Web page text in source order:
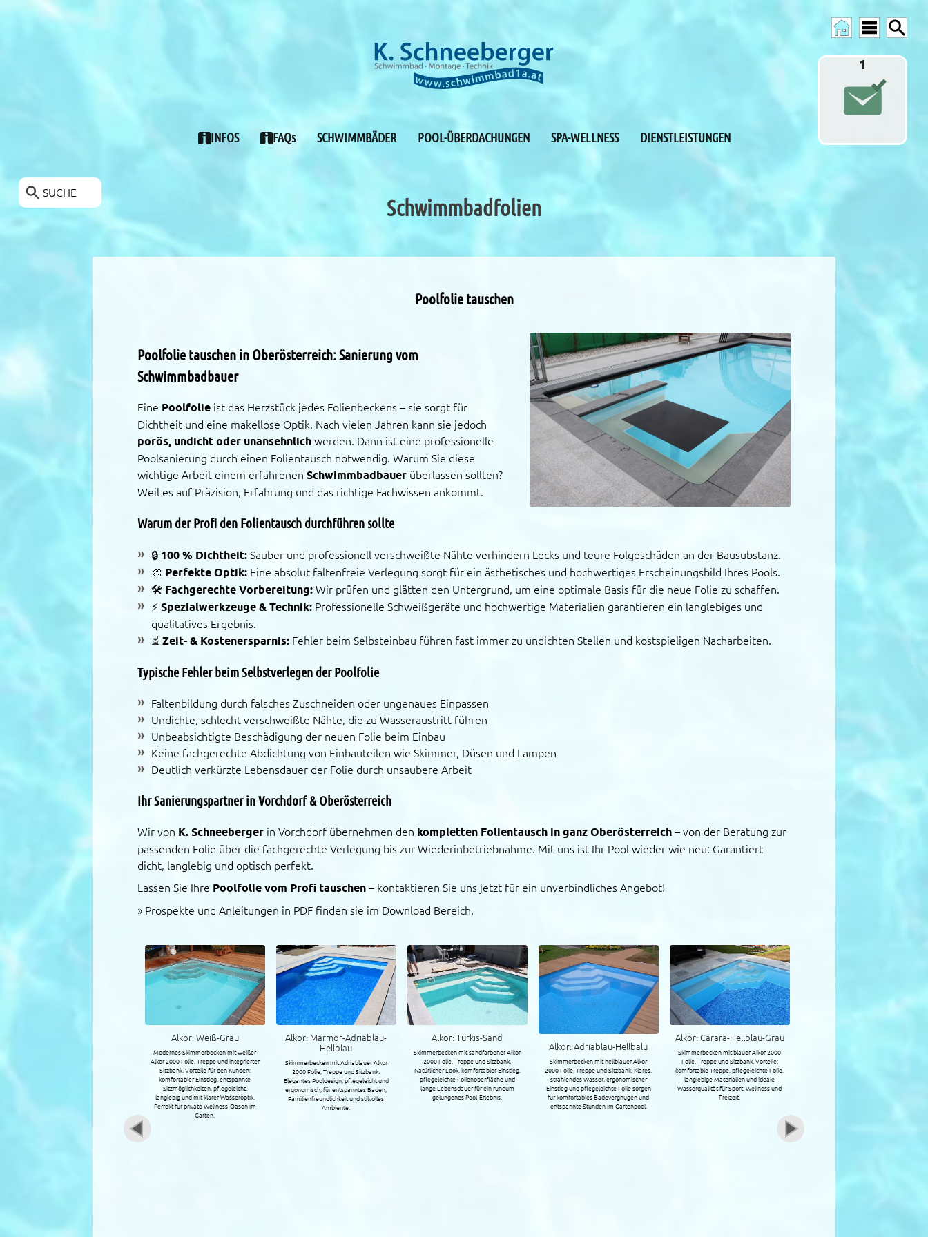
1
INFOS FAQs SCHWIMMBÄDER POOL-ÜBERDACHUNGEN SPA-WELLNESS DIENSTLEISTUNGEN
SUCHE
POOLS-ANGEBOTE
Schwimmbadfolien
Poolfolie tauschen
Poolfolie tauschen in Oberösterreich: Sanierung vom
Schwimmbadbauer
Eine Poolfolieist das Herzstück jedes Folienbeckens – sie sorgt für
Dichtheit und eine makellose Optik. Nach vielen Jahren kann sie jedoch
porös, undicht oder unansehnlichwerden. Dann ist eine professionelle
Poolsanierung durch einen Folientausch notwendig. Warum Sie diese
wichtige Arbeit einem erfahrenen Schwimmbadbauerüberlassen sollten?
Weil es auf Präzision, Erfahrung und das richtige Fachwissen ankommt.
Warum der Profi den Folientausch durchführen sollte
🔒 100 % Dichtheit:Sauber und professionell verschweißte Nähte verhindern Lecks und teure Folgeschäden an der Bausubstanz.
🎨 Perfekte Optik:Eine absolut faltenfreie Verlegung sorgt für ein ästhetisches und hochwertiges Erscheinungsbild Ihres Pools.
🛠️ Fachgerechte Vorbereitung:Wir prüfen und glätten den Untergrund, um eine optimale Basis für die neue Folie zu schaffen.
⚡ Spezialwerkzeuge & Technik:Professionelle Schweißgeräte und hochwertige Materialien garantieren ein langlebiges und
qualitatives Ergebnis.
⏳ Zeit- & Kostenersparnis:Fehler beim Selbsteinbau führen fast immer zu undichten Stellen und kostspieligen Nacharbeiten.
Typische Fehler beim Selbstverlegen der Poolfolie
Faltenbildung durch falsches Zuschneiden oder ungenaues Einpassen
Undichte, schlecht verschweißte Nähte, die zu Wasseraustritt führen
Unbeabsichtigte Beschädigung der neuen Folie beim Einbau
Keine fachgerechte Abdichtung von Einbauteilen wie Skimmer, Düsen und Lampen
Deutlich verkürzte Lebensdauer der Folie durch unsaubere Arbeit
Ihr Sanierungspartner in Vorchdorf & Oberösterreich
Wir von K. Schneebergerin Vorchdorf übernehmen den kompletten Folientausch in ganz Oberösterreich– von der Beratung zur
passenden Folie über die fachgerechte Verlegung bis zur Wiederinbetriebnahme. Mit uns ist Ihr Pool wieder wie neu: Garantiert
dicht, langlebig und optisch perfekt.
Lassen Sie Ihre Poolfolie vom Profi tauschen– kontaktieren Sie uns jetzt für ein unverbindliches Angebot!
» Prospekte und Anleitungen in PDF finden sie im Download Bereich.
Alkor: Türkis-Sand
Skimmerbecken mit sandfarbener Alkor
2000 Folie, Treppe und Sitzbank.
Natürlicher Look, komfortabler Einstieg,
pflegeleichte Folienoberfläche und
lange Lebensdauer für ein rundum
gelungenes Pool-Erlebnis.
Alkor: Adriablau-Hellbalu
Skimmerbecken mit hellblauer Alkor
2000 Folie, Treppe und Sitzbank. Klares,
strahlendes Wasser, ergonomischer
Einstieg und pflegeleichte Folie sorgen
für komfortables Badevergnügen und
entspannte Stunden im Gartenpool.
Alkor: Carara-Hellblau-Grau
Skimmerbecken mit blauer Alkor 2000
Folie, Treppe und Sitzbank. Vorteile:
komfortable Treppe, pflegeleichte Folie,
langlebige Materialien und ideale
Wasserqualität für Sport, Wellness und
Freizeit.
Alkor: Persia Sand-Sand
2000 Folie, Treppe und Sitzbank.
Natürlicher Look, komfortabler Einstieg,
pflegeleichte Folienoberfläche und
lange Lebensdauer für ein rundum
gelungenes Pool-Erlebnis.
Alkor: Sand
Skimmerbecken mit beiger Alkor 2000
Folie, Treppe und Sitzbank. Natürlicher
Farbton, pflegeleichte Folie,
ergonomische Treppe und komfortable
Sitzbank sorgen für entspannte Stunden
und elegante Pooloptik.